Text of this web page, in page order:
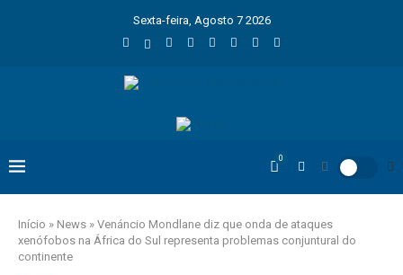
Sexta-feira, Agosto 7 2026
0
Início » News » Venáncio Mondlane diz que onda de ataques
xenófobos na África do Sul representa problemas conjuntural do
continente